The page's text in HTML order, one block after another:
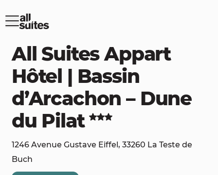
All Suites Appart
Hôtel | Bassin
d’Arcachon – Dune
du Pilat
1246 Avenue Gustave Eiffel, 33260 La Teste de
Buch